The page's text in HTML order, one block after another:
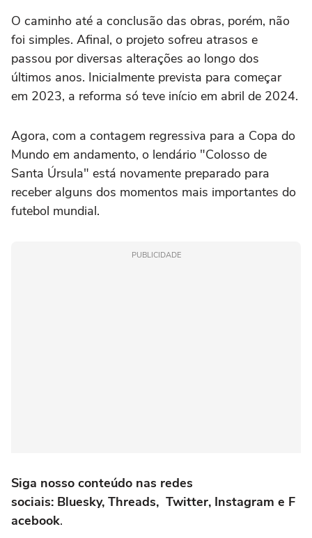
O caminho até a conclusão das obras, porém, não
foi simples. Afinal, o projeto sofreu atrasos e
passou por diversas alterações ao longo dos
últimos anos. Inicialmente prevista para começar
em 2023, a reforma só teve início em abril de 2024.
Agora, com a contagem regressiva para a Copa do
Mundo em andamento, o lendário "Colosso de
Santa Úrsula" está novamente preparado para
receber alguns dos momentos mais importantes do
futebol mundial.
PUBLICIDADE
Siga nosso conteúdo nas redes
sociais: Bluesky, Threads, Twitter, Instagram e F
acebook.